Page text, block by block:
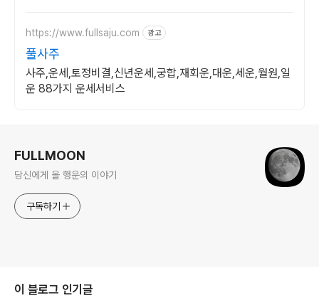
https://www.fullsaju.com 광고
풀사주
사주,운세,토정비결,신년운세,궁합,재회운,대운,세운,월원,일
운 88가지 운세서비스
FULLMOON
당신에게 올 행운의 이야기
구독하기
이 블로그 인기글